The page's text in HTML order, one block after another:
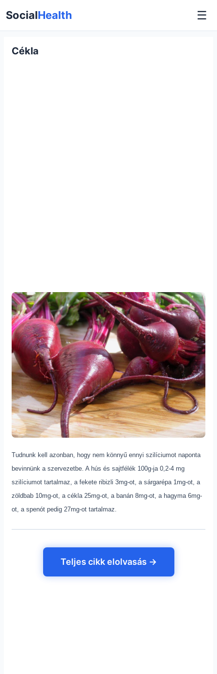
SocialHealth ☰
Cékla
Tudnunk kell azonban, hogy nem könnyű ennyi szilíciumot naponta
bevinnünk a szervezetbe. A hús és sajtfélék 100g-ja 0,2-4 mg
szilíciumot tartalmaz, a fekete ribizli 3mg-ot, a sárgarépa 1mg-ot, a
zöldbab 10mg-ot, a cékla 25mg-ot, a banán 8mg-ot, a hagyma 6mg-
ot, a spenót pedig 27mg-ot tartalmaz.
Teljes cikk elolvasás →